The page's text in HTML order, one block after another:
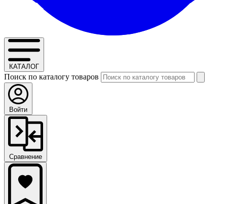
КАТАЛОГ
Поиск по каталогу товаров
Войти
Сравнение